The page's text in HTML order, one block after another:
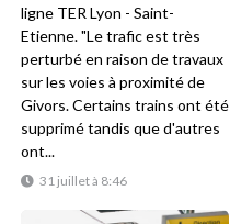
31 juillet à 8:46
ligne TER Lyon - Saint-
Etienne. "Le trafic est très
perturbé en raison de travaux
sur les voies à proximité de
Givors. Certains trains ont été
supprimé tandis que d'autres
ont...